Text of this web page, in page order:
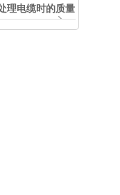
理电缆时的质量